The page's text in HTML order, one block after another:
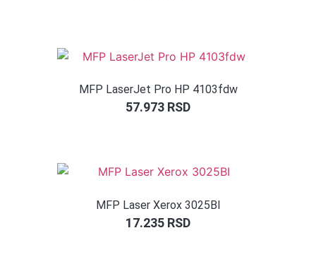
MFP LaserJet Pro HP 4103fdw
57.973 RSD
MFP Laser Xerox 3025BI
17.235 RSD